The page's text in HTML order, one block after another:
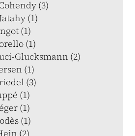
(3)
(1)
(1)
(1)
Glucksmann (2)
(1)
(3)
(1)
(1)
(1)
(2)